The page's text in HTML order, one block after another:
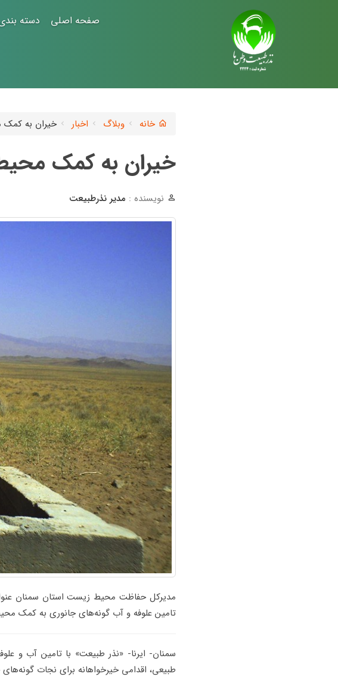
صفحه اصلی دسته
خانه وبلاگ اخبار خیران به کمک
خیران به کمک
نویسنده : مدیر نذرطبیعت
مدیرکل حفاظت محیط زیست استان سمنان
تامین علوفه و آب گونه‌های جانوری به کمک
سمنان- ایرنا- «نذر طبیعت» با تامین آب و
طبیعی، اقدامی خیرخواهانه برای نجات